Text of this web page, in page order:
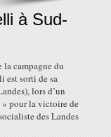
à Sud-
la campagne du
est sorti de sa
lors d’un
pour la victoire de
des Landes